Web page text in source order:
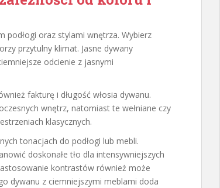
podłogi oraz stylami wnętrza. Wybierz
przytulny klimat. Jasne dywany
odcienie z jasnymi
fakturę i długość włosia dywanu.
wnętrz, natomiast te wełniane czy
klasycznych.
tonacjach do podłogi lub mebli.
doskonałe tło dla intensywniejszych
kontrastów również może
dywanu z ciemniejszymi meblami doda